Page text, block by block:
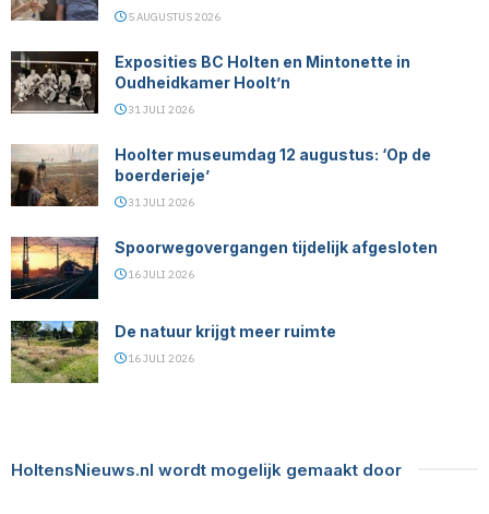
5 AUGUSTUS 2026
Exposities BC Holten en Mintonette in
Oudheidkamer Hoolt’n
31 JULI 2026
Hoolter museumdag 12 augustus: ‘Op de
boerderieje’
31 JULI 2026
Spoorwegovergangen tijdelijk afgesloten
16 JULI 2026
De natuur krijgt meer ruimte
16 JULI 2026
HoltensNieuws.nl wordt mogelijk gemaakt door